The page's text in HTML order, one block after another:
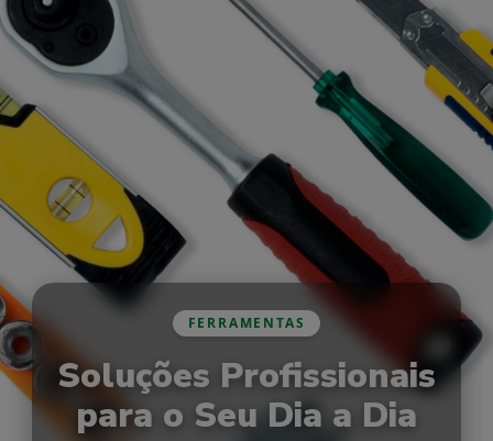
FERRAMENTAS
Soluções Profissionais
para o Seu Dia a Dia